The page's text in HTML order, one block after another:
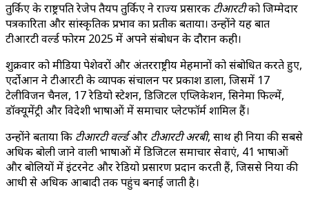
तुर्किए के राष्ट्रपति रेजेप तैयप तुर्किए ने राज्य प्रसारक टीआरटीको जिम्मेदार
पत्रकारिता और सांस्कृतिक प्रभाव का प्रतीक बताया। उन्होंने यह बात
टीआरटी वर्ल्ड फोरम 2025 में अपने संबोधन के दौरान कही।
शुक्रवार को मीडिया पेशेवरों और अंतरराष्ट्रीय मेहमानों को संबोधित करते हुए,
एर्दोआन ने टीआरटी के व्यापक संचालन पर प्रकाश डाला, जिसमें 17
टेलीविजन चैनल, 17 रेडियो स्टेशन, डिजिटल एप्लिकेशन, सिनेमा फिल्में,
डॉक्यूमेंट्री और विदेशी भाषाओं में समाचार प्लेटफॉर्म शामिल हैं।
उन्होंने बताया कि टीआरटी वर्ल्डऔर टीआरटी अरबी, साथ ही दुनिया की सबसे
अधिक बोली जाने वाली भाषाओं में डिजिटल समाचार सेवाएं, 41 भाषाओं
और बोलियों में इंटरनेट और रेडियो प्रसारण प्रदान करती हैं, जिससे दुनिया की
आधी से अधिक आबादी तक पहुंच बनाई जाती है।